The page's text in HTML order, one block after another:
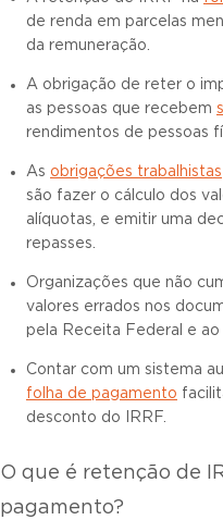
de renda em parcelas
da remuneração.
A obrigação de reter o
as pessoas que recebem
rendimentos de pessoas
As obrigações trabalhistas
são fazer o cálculo dos
alíquotas, e emitir uma
repasses.
Organizações que não
valores errados nos
pela Receita Federal e
Contar com um sistema
folha de pagamento
desconto do IRRF.
O que é retenção de
pagamento?